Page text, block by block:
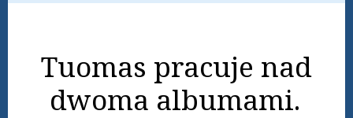
Tuomas pracuje nad
dwoma albumami.